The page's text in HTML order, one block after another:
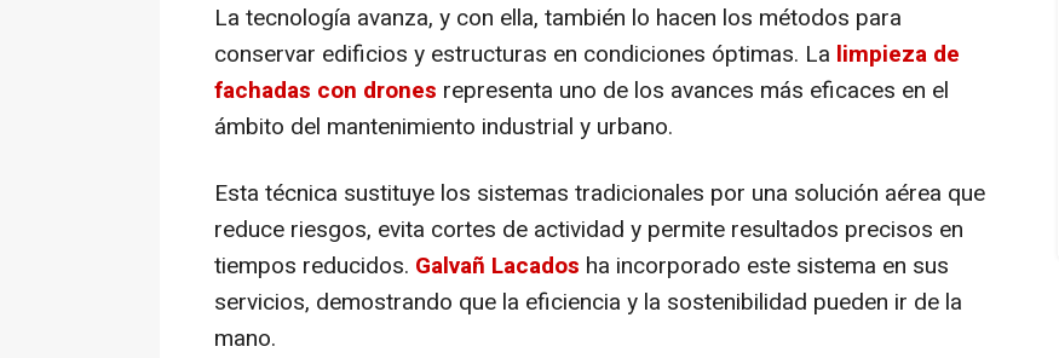
La tecnología avanza, y con ella, también lo hacen los métodos para
conservar edificios y estructuras en condiciones óptimas. La limpieza de
fachadas con drones representa uno de los avances más eficaces en el
ámbito del mantenimiento industrial y urbano.
Esta técnica sustituye los sistemas tradicionales por una solución aérea que
reduce riesgos, evita cortes de actividad y permite resultados precisos en
tiempos reducidos. Galvañ Lacados ha incorporado este sistema en sus
servicios, demostrando que la eficiencia y la sostenibilidad pueden ir de la
mano.